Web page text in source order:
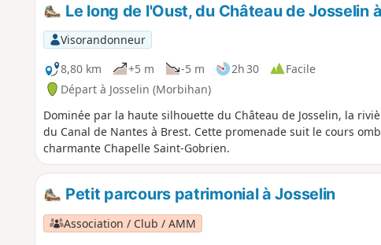
Le long de l'Oust, du Château de Josselin
Visorandonneur
8,80 km
+5 m -5 m 2h 30
Facile
Départ à Josselin (Morbihan)
Dominée par la haute silhouette du Château de Josselin, la
du Canal de Nantes à Brest. Cette promenade suit le cours
charmante Chapelle Saint-Gobrien.
Petit parcours patrimonial à Josselin
Association / Club / AMM